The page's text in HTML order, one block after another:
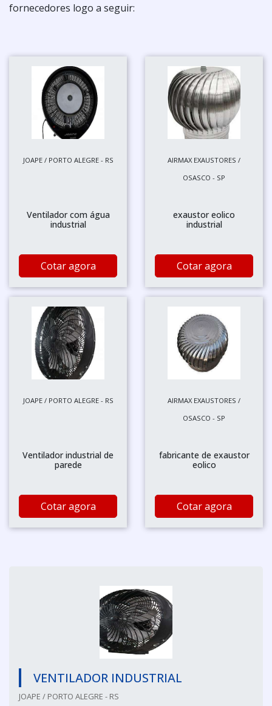
fornecedores logo a seguir:
JOAPE / PORTO ALEGRE - RS
Ventilador com água
industrial
Cotar agora
AIRMAX EXAUSTORES /
OSASCO - SP
exaustor eolico
industrial
Cotar agora
JOAPE / PORTO ALEGRE - RS
Ventilador industrial de
parede
Cotar agora
AIRMAX EXAUSTORES /
OSASCO - SP
fabricante de exaustor
eolico
Cotar agora
VENTILADOR INDUSTRIAL
JOAPE / PORTO ALEGRE - RS